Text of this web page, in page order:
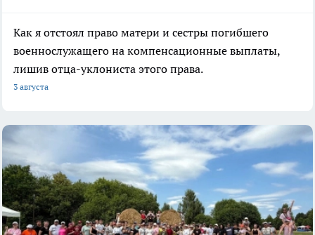
Как я отстоял право матери и сестры погибшего
военнослужащего на компенсационные выплаты,
лишив отца-уклониста этого права.
3 августа